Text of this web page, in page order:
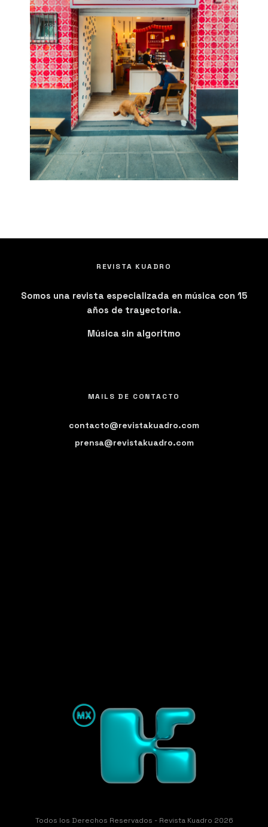
REVISTA KUADRO
Somos una revista especializada en música con 15
años de trayectoria.
Música sin algoritmo
MAILS DE CONTACTO
contacto@revistakuadro.com
prensa@revistakuadro.com
Todos los Derechos Reservados - Revista Kuadro 2026